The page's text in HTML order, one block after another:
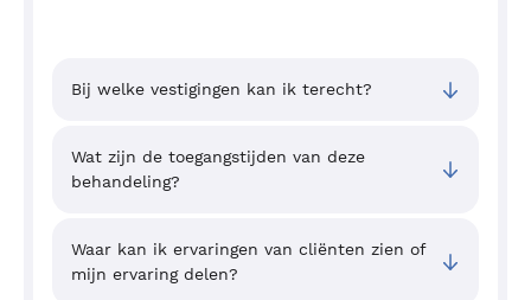
Bij welke vestigingen kan ik terecht?
Wat zijn de toegangstijden van deze
behandeling?
Waar kan ik ervaringen van cliënten zien of
mijn ervaring delen?